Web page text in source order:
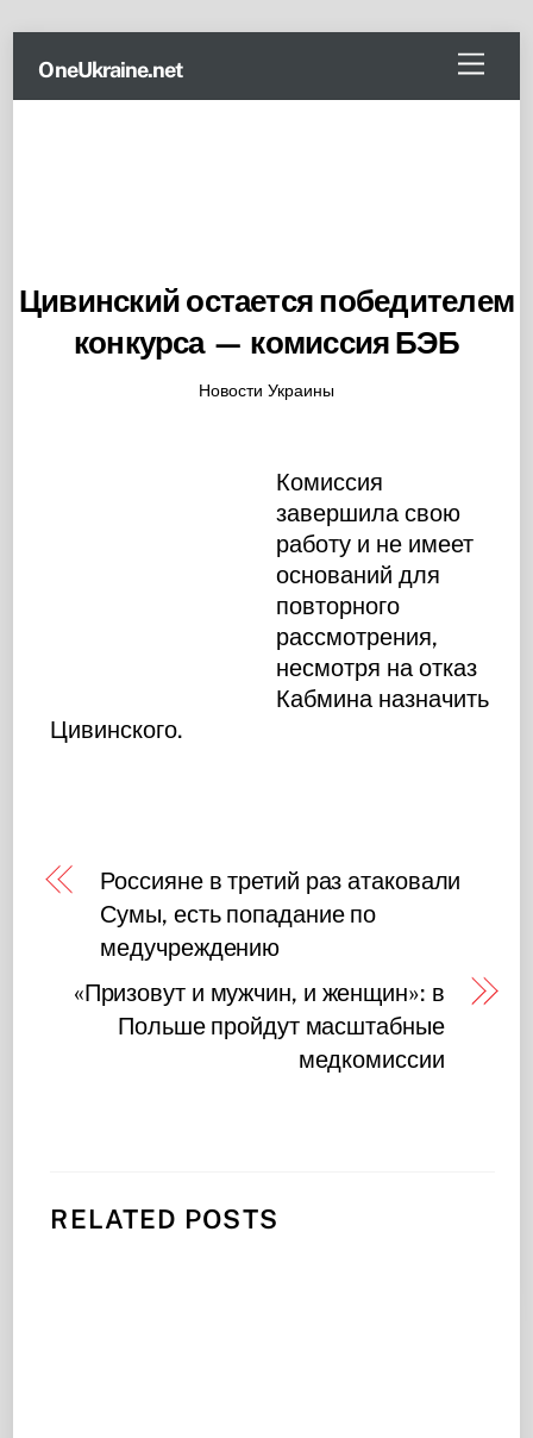
content
Menu
OneUkraine.net
Цивинский остается победителем
конкурса — комиссия БЭБ
Новости Украины
Комиссия
завершила свою
работу и не имеет
оснований для
повторного
рассмотрения,
несмотря на отказ
Кабмина назначить
Цивинского.
Россияне в третий раз атаковали
Сумы, есть попадание по
медучреждению
«Призовут и мужчин, и женщин»: в
Польше пройдут масштабные
медкомиссии
RELATED POSTS